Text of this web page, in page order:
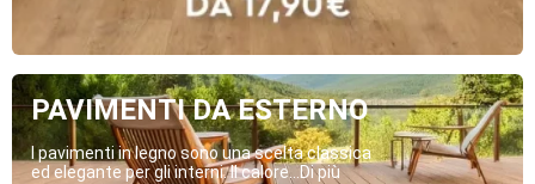
PAVIMENTI DA ESTERNO
I pavimenti in legno sono una scelta classica
ed elegante per gli interni. Il calore...Di più